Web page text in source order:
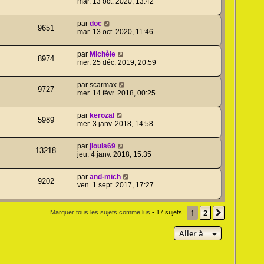
9651 par doc
mar. 13 oct. 2020, 11:46
8974 par Michèle
mer. 25 déc. 2019, 20:59
9727 par scarmax
mer. 14 févr. 2018, 00:25
5989 par kerozal
mer. 3 janv. 2018, 14:58
13218 par jlouis69
jeu. 4 janv. 2018, 15:35
9202 par and-mich
ven. 1 sept. 2017, 17:27
Marquer tous les sujets comme lus • 17 sujets 1 2
Aller à